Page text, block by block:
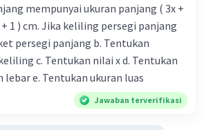
mempunyai ukuran panjang ( 3x +
1 ) cm. Jika keliling persegi panjang
persegi panjang b. Tentukan
c. Tentukan nilai x d. Tentukan
lebar e. Tentukan ukuran luas
Jawaban terverifikasi